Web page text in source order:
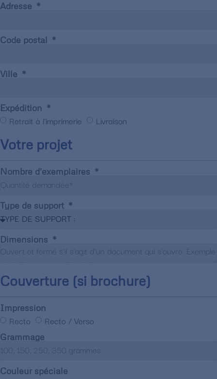
Adresse
Code postal
Ville
Expédition
Retrait à l'imprimerie Livraison
Votre projet
Nombre d'exemplaires
Type de support
Dimensions
Couverture (si brochure)
Impression
Recto Recto / Verso
Grammage
Couleur spéciale